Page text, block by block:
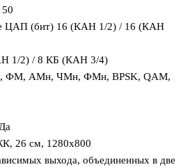
ЦАП (бит) 16 (КАН 1/2) / 16 (КАН
1/2) / 8 КБ (КАН 3/4)
ФМ, АМн, ЧМн, ФМн, BPSK, QAM,
26 см, 1280х800
выхода, объединенных в две